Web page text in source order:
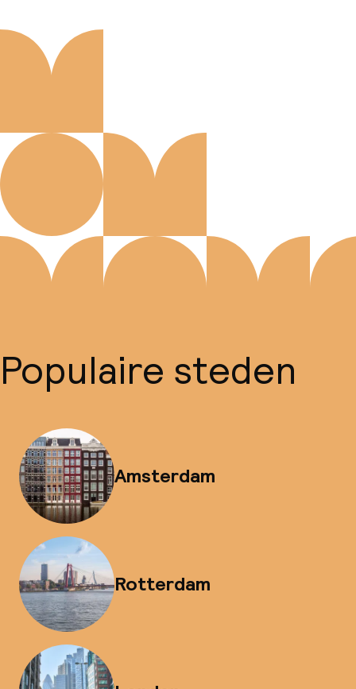
Populaire steden
Amsterdam
Rotterdam